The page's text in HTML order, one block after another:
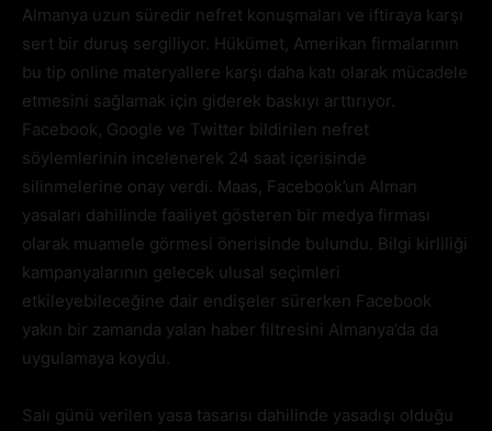
Almanya uzun süredir nefret konuşmaları ve iftiraya karşı
sert bir duruş sergiliyor. Hükümet, Amerikan firmalarının
bu tip online materyallere karşı daha katı olarak mücadele
etmesini sağlamak için giderek baskıyı arttırıyor.
Facebook, Google ve Twitter bildirilen nefret
söylemlerinin incelenerek 24 saat içerisinde
silinmelerine onay verdi. Maas, Facebook’un Alman
yasaları dahilinde faaliyet gösteren bir medya firması
olarak muamele görmesi önerisinde bulundu. Bilgi kirliliği
kampanyalarının gelecek ulusal seçimleri
etkileyebileceğine dair endişeler sürerken Facebook
yakın bir zamanda yalan haber filtresini Almanya’da da
uygulamaya koydu.
Salı günü verilen yasa tasarısı dahilinde yasadışı olduğu